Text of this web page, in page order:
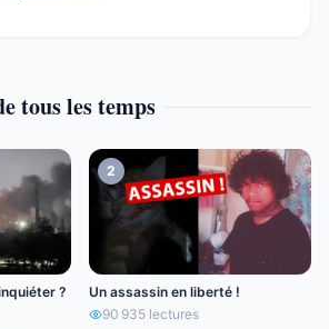
tous les temps
?
2
Un assassin en liberté !
90 935 lectures